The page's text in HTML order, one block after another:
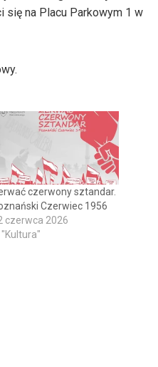
się na Placu Parkowym 1 w
czerwony sztandar.
Czerwiec 1956
czerwca 2026
"Kultura"